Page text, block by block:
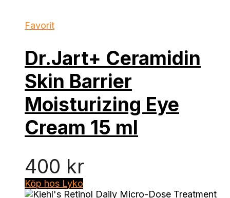
Favorit
Dr.Jart+ Ceramidin
Skin Barrier
Moisturizing Eye
Cream 15 ml
400 kr
Köp hos Lyko